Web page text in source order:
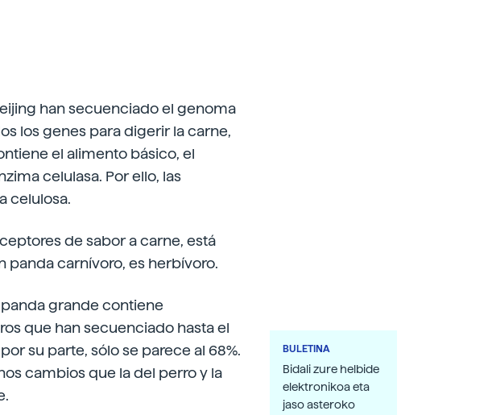
han secuenciado el genoma
los genes para digerir la carne,
el alimento básico, el
celulasa. Por ello, las
celulosa.
de sabor a carne, está
panda carnívoro, es herbívoro.
grande contiene
que han secuenciado hasta el
su parte, sólo se parece al 68%.
cambios que la del perro y la
BULETINA
Bidali zure helbide
elektronikoa eta
jaso asteroko